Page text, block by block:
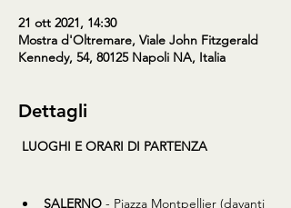
21 ott 2021, 14:30
Mostra d'Oltremare, Viale John Fitzgerald
Kennedy, 54, 80125 Napoli NA, Italia
Dettagli
LUOGHI E ORARI DI PARTENZA
SALERNO - Piazza Montpellier (davanti